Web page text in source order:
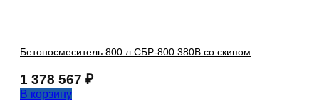
Бетоносмеситель 800 л СБР-800 380В со скипом
1 378 567 ₽
В корзину